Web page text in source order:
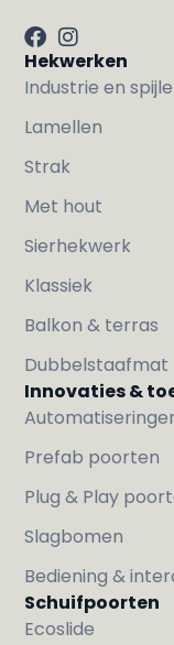
Hekwerken
Industrie en
Lamellen
Strak
Met hout
Sierhekwerk
Klassiek
Balkon & terras
Dubbelstaafmat
Innovaties &
Prefab poorten
Plug & Play
Slagbomen
Bediening &
Schuifpoorten
Ecoslide